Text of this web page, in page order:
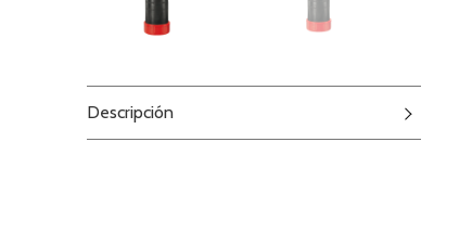
Descripción